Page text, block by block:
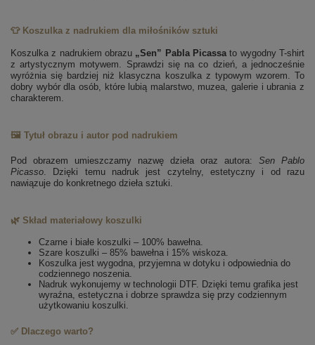
👕 Koszulka z nadrukiem dla miłośników sztuki
Koszulka z nadrukiem obrazu „Sen” Pabla Picassato wygodny T-shirt
z artystycznym motywem. Sprawdzi się na co dzień, a jednocześnie
wyróżnia się bardziej niż klasyczna koszulka z typowym wzorem. To
dobry wybór dla osób, które lubią malarstwo, muzea, galerie i ubrania z
charakterem.
🖼️ Tytuł obrazu i autor pod nadrukiem
Pod obrazem umieszczamy nazwę dzieła oraz autora: Sen Pablo
Picasso. Dzięki temu nadruk jest czytelny, estetyczny i od razu
nawiązuje do konkretnego dzieła sztuki.
🌿 Skład materiałowy koszulki
Czarne i białe koszulki – 100% bawełna.
Szare koszulki – 85% bawełna i 15% wiskoza.
Koszulka jest wygodna, przyjemna w dotyku i odpowiednia do
codziennego noszenia.
Nadruk wykonujemy w technologii DTF. Dzięki temu grafika jest
wyraźna, estetyczna i dobrze sprawdza się przy codziennym
użytkowaniu koszulki.
✅ Dlaczego warto?